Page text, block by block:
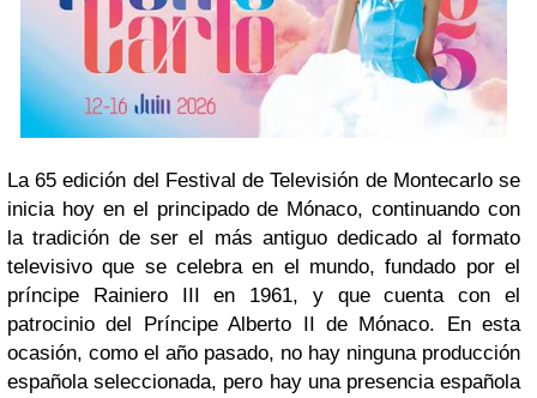
La 65 edición del Festival de Televisión de Montecarlo se
inicia hoy en el principado de Mónaco, continuando con
la tradición de ser el más antiguo dedicado al formato
televisivo que se celebra en el mundo, fundado por el
príncipe Rainiero III en 1961, y que cuenta con el
patrocinio del Príncipe Alberto II de Mónaco. En esta
ocasión, como el año pasado, no hay ninguna producción
española seleccionada, pero hay una presencia española